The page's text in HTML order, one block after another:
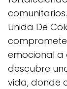
Unida De
emocional a
descubre
vida, donde